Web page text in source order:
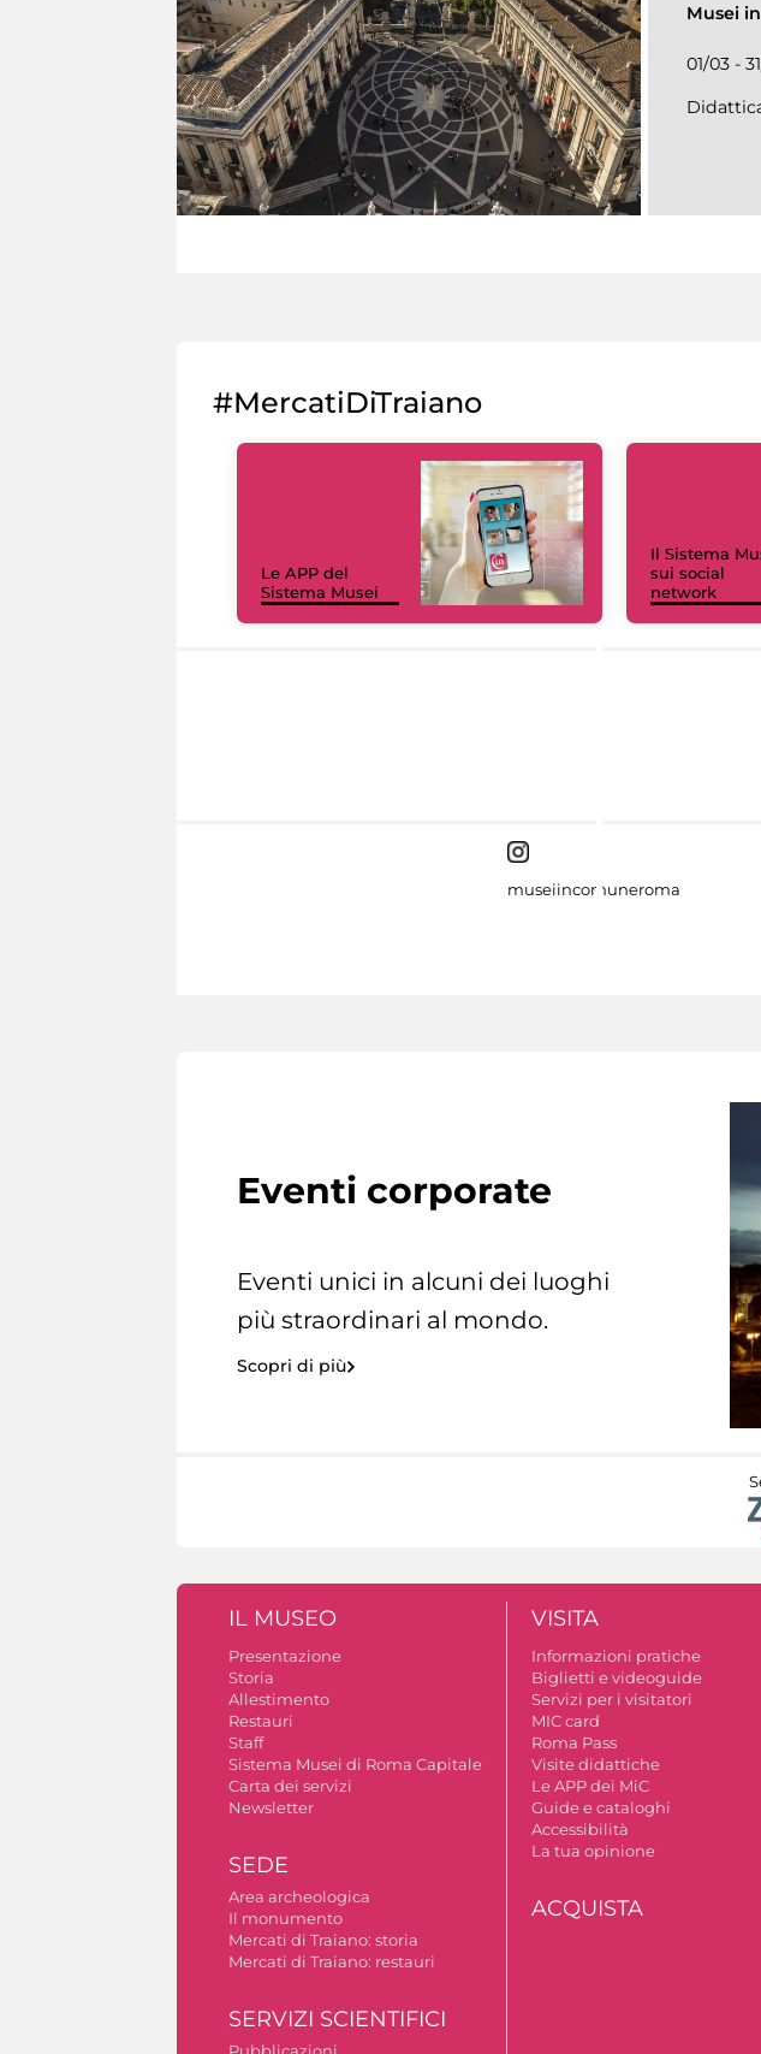
Musei
01/03 -
#MercatiDiTraiano
Le APP del
Sistema Musei
Il Sistema
sui social
network
museiincomuneroma
Eventi corporate
Eventi unici in alcuni dei luoghi
più straordinari al mondo.
Scopri di più
IL MUSEO
Presentazione
Storia
Allestimento
Restauri
Staff
Sistema Musei di Roma Capitale
Carta dei servizi
Newsletter
SEDE
Area archeologica
Il monumento
Mercati di Traiano: storia
Mercati di Traiano: restauri
SERVIZI SCIENTIFICI
Pubblicazioni
VISITA
Informazioni pratiche
Biglietti e videoguide
Servizi per i visitatori
MIC card
Roma Pass
Visite didattiche
Le APP dei MiC
Guide e cataloghi
Accessibilità
La tua opinione
ACQUISTA